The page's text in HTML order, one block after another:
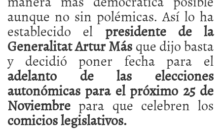
aunque no sin polémicas. Así lo ha
establecido el presidente de la
Generalitat Artur Másque dijo basta
y decidió poner fecha para el
adelanto de las elecciones
autonómicas para el próximo 25 de
Noviembre para que celebren los
comicios legislativos.